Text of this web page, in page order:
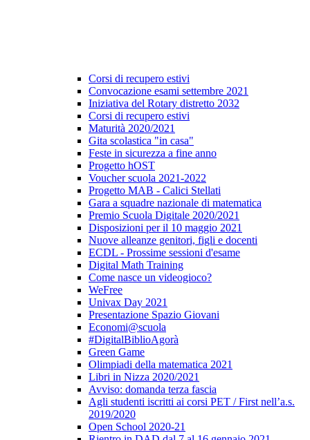
Corsi di recupero estivi
Convocazione esami settembre 2021
Iniziativa del Rotary distretto 2032
Corsi di recupero estivi
Maturità 2020/2021
Gita scolastica "in casa"
Feste in sicurezza a fine anno
Progetto hOST
Voucher scuola 2021-2022
Progetto MAB - Calici Stellati
Gara a squadre nazionale di matematica
Premio Scuola Digitale 2020/2021
Disposizioni per il 10 maggio 2021
Nuove alleanze genitori, figli e docenti
ECDL - Prossime sessioni d'esame
Digital Math Training
Come nasce un videogioco?
WeFree
Univax Day 2021
Presentazione Spazio Giovani
Economi@scuola
#DigitalBiblioAgorà
Green Game
Olimpiadi della matematica 2021
Libri in Nizza 2020/2021
Avviso: domanda terza fascia
Agli studenti iscritti ai corsi PET / First nell’a.s.
2019/2020
Open School 2020-21